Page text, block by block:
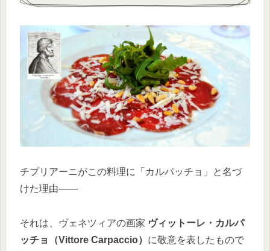
チプリアーニがこの料理に「カルパッチョ」と名づ
けた理由――
それは、ヴェネツィアの画家 ヴィットーレ・カルパ
ッチョ（Vittore Carpaccio） に敬意を表したもので